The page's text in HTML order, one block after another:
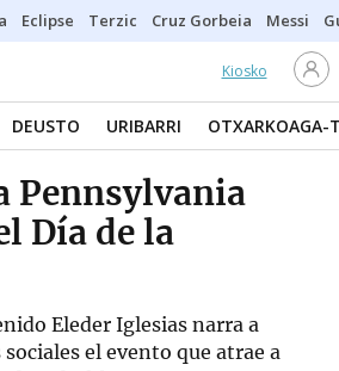
Eclipse Terzic Cruz Gorbeia Messi
Kiosko
DEUSTO URIBARRI OTXARKOAGA-
Pennsylvania
Día de la
Eleder Iglesias narra a
el evento que atrae a